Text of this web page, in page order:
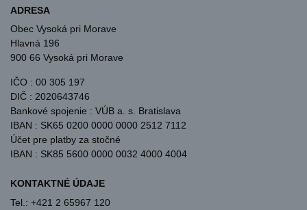
ADRESA
Obec Vysoká pri Morave
Hlavná 196
900 66 Vysoká pri Morave
IČO : 00 305 197
DIČ : 2020643746
Bankové spojenie : VÚB a. s. Bratislava
IBAN : SK65 0200 0000 0000 2512 7112
Účet pre platby za stočné
IBAN : SK85 5600 0000 0032 4000 4004
KONTAKTNÉ ÚDAJE
Tel.: +421 2 65967 120